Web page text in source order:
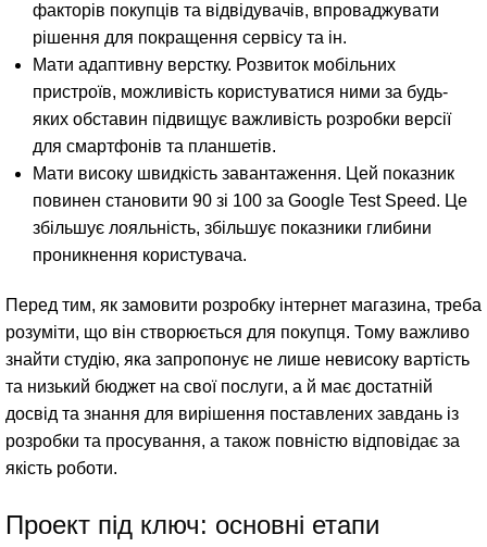
факторів покупців та відвідувачів, впроваджувати
рішення для покращення сервісу та ін.
Мати адаптивну верстку. Розвиток мобільних
пристроїв, можливість користуватися ними за будь-
яких обставин підвищує важливість розробки версії
для смартфонів та планшетів.
Мати високу швидкість завантаження. Цей показник
повинен становити 90 зі 100 за Google Test Speed. Це
збільшує лояльність, збільшує показники глибини
проникнення користувача.
Перед тим, як замовити розробку інтернет магазина, треба
розуміти, що він створюється для покупця. Тому важливо
знайти студію, яка запропонує не лише невисоку вартість
та низький бюджет на свої послуги, а й має достатній
досвід та знання для вирішення поставлених завдань із
розробки та просування, а також повністю відповідає за
якість роботи.
Проект під ключ: основні етапи